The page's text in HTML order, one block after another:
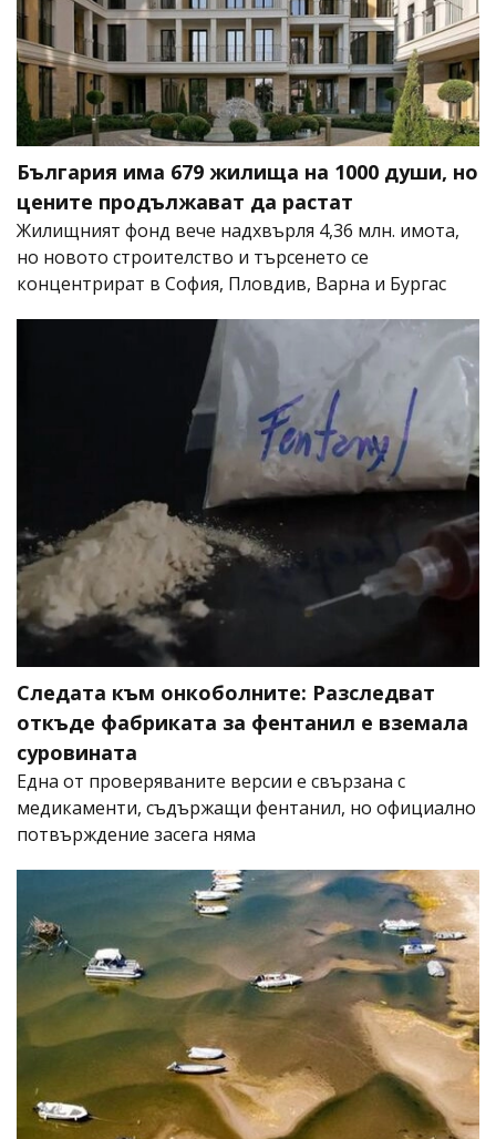
България има 679 жилища на 1000 души, но
цените продължават да растат
Жилищният фонд вече надхвърля 4,36 млн. имота,
но новото строителство и търсенето се
концентрират в София, Пловдив, Варна и Бургас
Следата към онкоболните: Разследват
откъде фабриката за фентанил е вземала
суровината
Една от проверяваните версии е свързана с
медикаменти, съдържащи фентанил, но официално
потвърждение засега няма